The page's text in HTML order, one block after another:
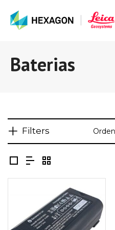
Baterias
Filters